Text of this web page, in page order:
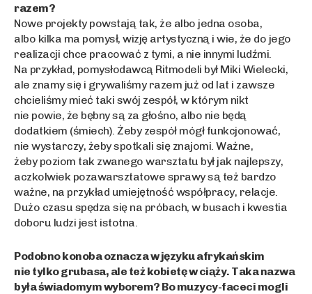
razem?
Nowe projekty powstają tak, że albo jedna osoba,
albo kilka ma pomysł, wizję artystyczną i wie, że do jego
realizacji chce pracować z tymi, a nie innymi ludźmi.
Na przykład, pomysłodawcą Ritmodeli był Miki Wielecki,
ale znamy się i grywaliśmy razem już od lat i zawsze
chcieliśmy mieć taki swój zespół, w którym nikt
nie powie, że bębny są za głośno, albo nie będą
dodatkiem (śmiech). Żeby zespół mógł funkcjonować,
nie wystarczy, żeby spotkali się znajomi. Ważne,
żeby poziom tak zwanego warsztatu był jak najlepszy,
aczkolwiek pozawarsztatowe sprawy są też bardzo
ważne, na przykład umiejętność współpracy, relacje.
Dużo czasu spędza się na próbach, w busach i kwestia
doboru ludzi jest istotna.
Podobno konoba oznacza w języku afrykańskim
nie tylko grubasa, ale też kobietę w ciąży. Taka nazwa
była świadomym wyborem? Bo muzycy-faceci mogli